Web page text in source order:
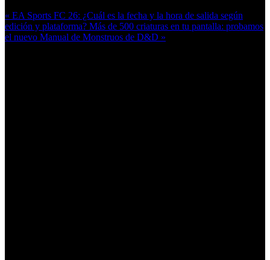
« EA Sports FC 26: ¿Cuál es la fecha y la hora de salida según
edición y plataforma? Más de 500 criaturas en tu pantalla: probamos
el nuevo Manual de Monstruos de D&D »